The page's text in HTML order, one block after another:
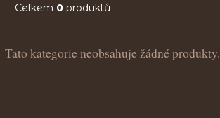
Celkem 0 produktů
Tato kategorie neobsahuje žádné produkty.